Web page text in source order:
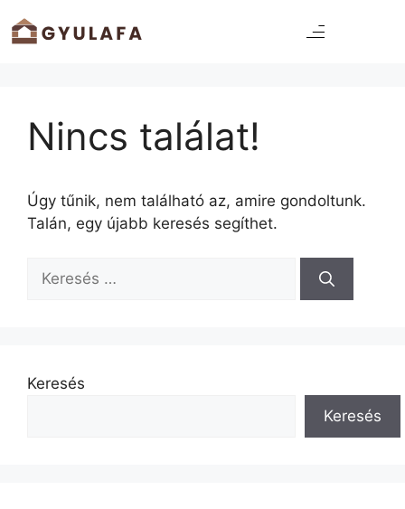
Nincs találat!
Úgy tűnik, nem található az, amire gondoltunk.
Talán, egy újabb keresés segíthet.
Keresés
Keresés